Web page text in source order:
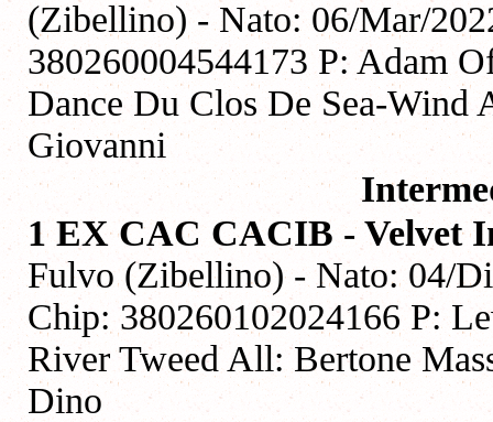
(Zibellino) - Nato: 06/Mar/
380260004544173 P: Adam
Dance Du Clos De Sea-
Giovanni
1 EX CAC CACIB - Velvet
Fulvo (Zibellino) - Nato: 04/
Chip: 380260102024166 P:
River Tweed All: Bertone
Dino